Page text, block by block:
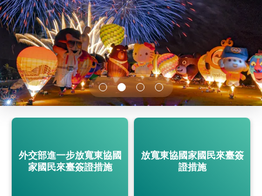
總統與五院院長新春茶敘 盼化分歧為團結、為
國家邁出合作第一步
總統農曆春節談話
台美貿易協議完成簽署達成6大目標、創5大歷史
性突破 總統強調將以3大面向加速臺灣經濟轉型
升級 籲請立院全力支持並盡速通過
臺美簽署「對等貿易協定」確立對等關稅15%且不
疊加 我輸美2072項產品豁免對等關稅
總統接受「法新社」（AFP）專訪內容
外交部長林佳龍於《外交事務》撰文指出：自由
「見證蛻變，分享世界的光華」開幕式，期許數
位轉 型迎向下個50年
總統主持「台美經濟繁榮夥伴對話」記者會 說
外交部進一步放寬東協國
家國民來臺簽證措施
放寬東協國家國民來臺簽
證措施